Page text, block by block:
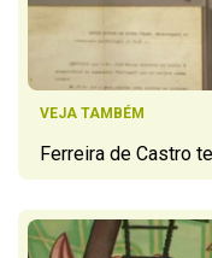
VEJA TAMBÉM
Ferreira de Castro